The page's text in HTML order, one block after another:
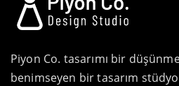
Piyon Co. tasarımı bir
benimseyen bir tasarım